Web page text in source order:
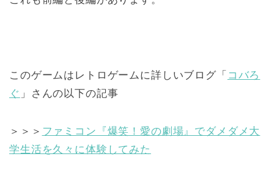
このゲームはレトロゲームに詳しいブログ「 コバろ
ぐ 」さんの以下の記事
＞＞＞ ファミコン『爆笑！愛の劇場』でダメダメ大
学生活を久々に体験してみた